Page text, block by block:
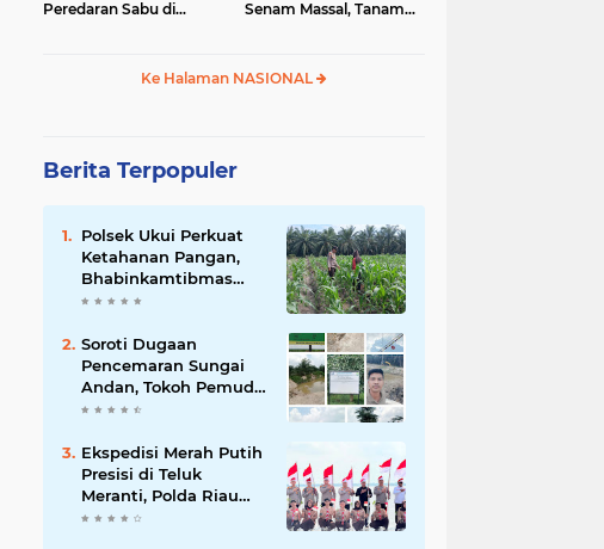
Peredaran Sabu di
Senam Massal, Tanam
Ke Halaman NASIONAL
Berita Terpopuler
Polsek Ukui Perkuat
Ketahanan Pangan,
Bhabinkamtibmas
Pantau Pertumbuhan
Air Hitam
Soroti Dugaan
Pencemaran Sungai
Andan, Tokoh Pemuda
Desak Investigasi PT
Ekspedisi Merah Putih
Presisi di Teluk
Meranti, Polda Riau
dan Polres Pelalawan